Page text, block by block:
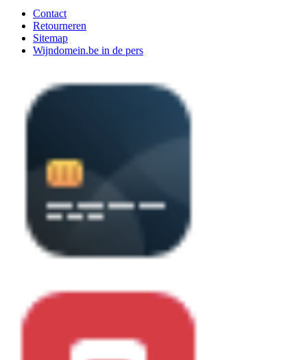
Contact
Retourneren
Sitemap
Wijndomein.be in de pers